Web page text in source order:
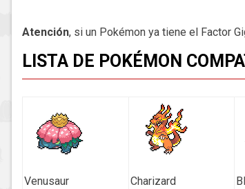
Atención, si un Pokémon ya tiene el Factor
LISTA DE POKÉMON
Venusaur
Charizard